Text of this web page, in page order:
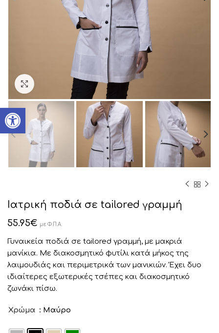
Ανοίξτε τη γραμμή εργαλείων
Click to enlarge
Ιατρική ποδιά σε tailored γραμμή
55.95€ με Φ.Π.Α.
Γυναικεία ποδιά σε tailored γραμμή, με μακριά
μανίκια. Με διακοσμητικό φυτίλι κατά μήκος της
λαιμουδιάς και περιμετρικά των μανικιών. Έχει δυο
ιδιαίτερες εξωτερικές τσέπες και διακοσμητικό
ζωνάκι πίσω.
Χρώμα : Μαύρο